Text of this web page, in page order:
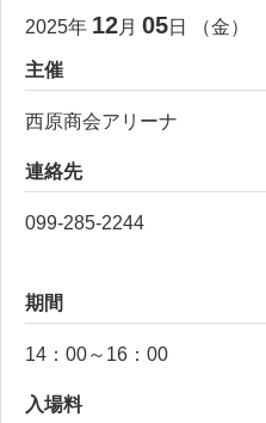
2025年 12月 05日 （金）
主催
西原商会アリーナ
連絡先
099-285-2244
期間
14：00～16：00
入場料